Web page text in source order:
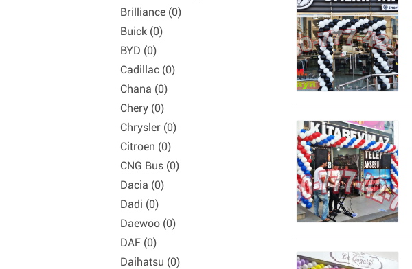
Brilliance (0)
Buick (0)
BYD (0)
Cadillac (0)
Chana (0)
Chery (0)
Chrysler (0)
Citroen (0)
CNG Bus (0)
Dacia (0)
Dadi (0)
Daewoo (0)
DAF (0)
Daihatsu (0)